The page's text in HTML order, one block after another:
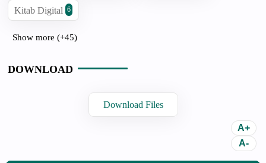
Kitab Digital 6
Show more (+45)
DOWNLOAD
Download Files